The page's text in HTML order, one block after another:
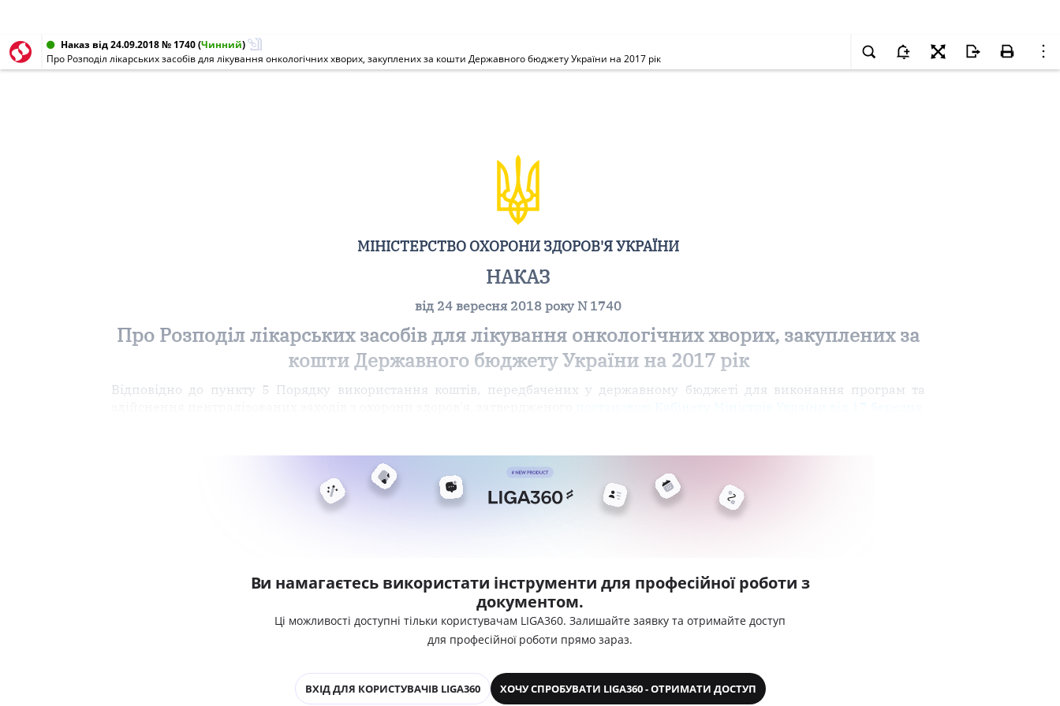
Наказ від 24.09.2018 № 1740(Чинний)
Про Розподіл лікарських засобів для лікування онкологічних хворих, закуплених за кошти Державного бюджету України на 2017 рік
МІНІСТЕРСТВО ОХОРОНИ ЗДОРОВ'Я УКРАЇНИ
НАКАЗ
від 24 вересня 2018 року N 1740
Про Розподіл лікарських засобів для лікування онкологічних хворих, закуплених за
кошти Державного бюджету України на 2017 рік
Відповідно до пункту 5 Порядку використання коштів, передбачених у державному бюджеті для виконання програм та
Ви намагаєтесь використати інструменти для професійної роботи з
документом.
Ці можливості доступні тільки користувачам LIGA360. Залишайте заявку та отримайте доступ
для професійної роботи прямо зараз.
ВХІД ДЛЯ КОРИСТУВАЧІВ LIGA360 ХОЧУ СПРОБУВАТИ LIGA360 - ОТРИМАТИ ДОСТУП